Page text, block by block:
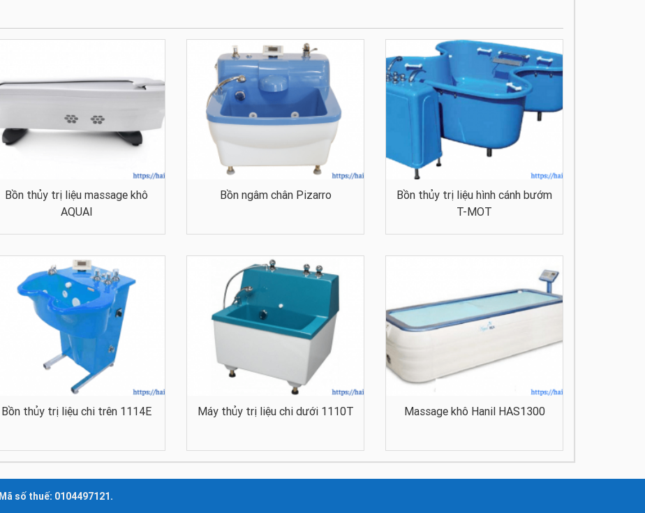
Bồn thủy trị liệu massage khô
AQUAI
Bồn ngâm chân Pizarro
Bồn thủy trị liệu hình cánh bướm
T-MOT
Bồn thủy trị liệu chi trên 1114E Máy thủy trị liệu chi dưới 1110T Massage khô Hanil HAS1300
số thuế: 0104497121.